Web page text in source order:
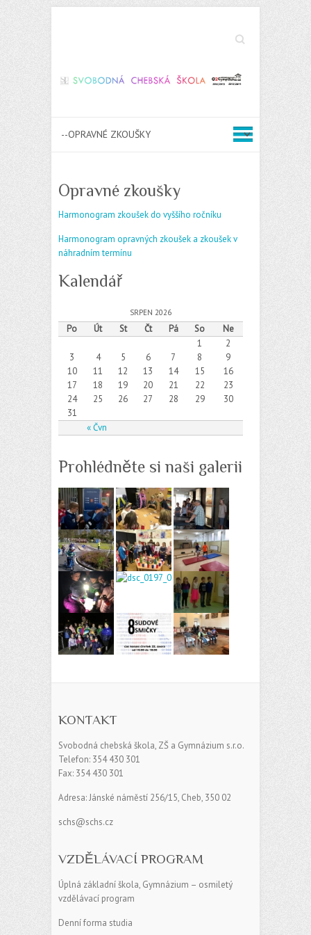
Search
Opravné zkoušky
Harmonogram zkoušek do vyššího ročníku
Harmonogram opravných zkoušek a zkoušek v
náhradním termínu
Kalendář
SRPEN 2026
Po Út St Čt Pá So Ne
« Čvn
1
2
3
4 5 6 7 8
9
10
11 12 13 14 15
16
17
18 19 20 21 22
23
24
25 26 27 28 29
30
31
Prohlédněte si naši galerii
KONTAKT
Svobodná chebská škola, ZŠ a Gymnázium s.r.o.
Telefon: 354 430 301
Fax: 354 430 301
Adresa: Jánské náměstí 256/15, Cheb, 350 02
schs@schs.cz
VZDĚLÁVACÍ PROGRAM
Úplná základní škola, Gymnázium – osmiletý
vzdělávací program
Denní forma studia